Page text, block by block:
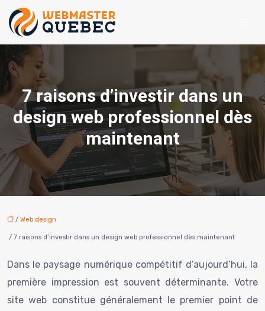
7 raisons d’investir dans un
design web professionnel dès
maintenant
/ Web design
/ 7 raisons d’investir dans un design web professionnel dès maintenant
Dans le paysage numérique compétitif d’aujourd’hui, la
première impression est souvent déterminante. Votre
site web constitue généralement le premier point de